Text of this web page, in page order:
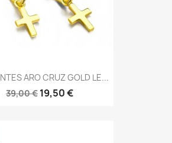
ARO CRUZ GOLD LE...
39,00 € 19,50 €